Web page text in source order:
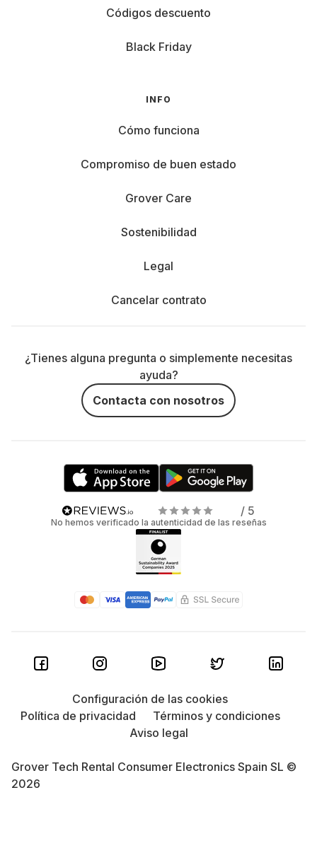
Códigos descuento
Black Friday
INFO
Cómo funciona
Compromiso de buen estado
Grover Care
Sostenibilidad
Legal
Cancelar contrato
¿Tienes alguna pregunta o simplemente necesitas
ayuda?
Contacta con nosotros
/ 5
No hemos verificado la autenticidad de las reseñas
Grover Tech Rental Consumer Electronics Spain SL ©
2026
Configuración de las cookies
Política de privacidad
Términos y condiciones
Aviso legal